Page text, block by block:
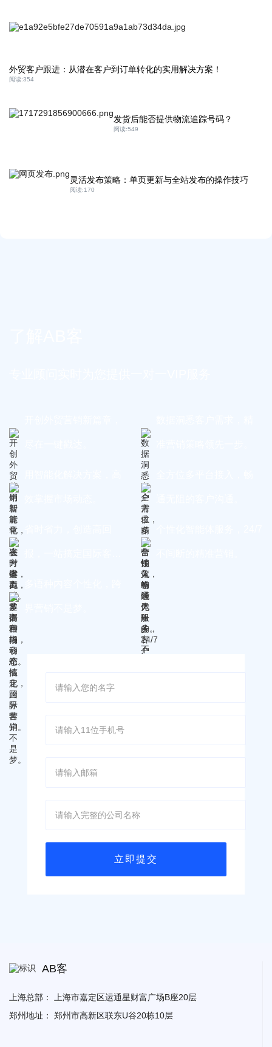
外贸客户跟进：从潜在客户到订单转化的实用解决方案！
阅读:354
发货后能否提供物流追踪号码？
阅读:549
灵活发布策略：单页更新与全站发布的操作技巧
阅读:170
AB客
上海总部：
上海市嘉定区运通星财富广场B座20层
郑州地址：
郑州市高新区联东U谷20栋10层